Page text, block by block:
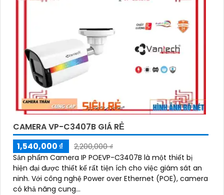
CAMERA VP-C3407B GIÁ RẺ
1,540,000 ₫
2,200,000 ₫
Sản phẩm Camera IP POEVP-C3407B là một thiết bị
hiện đại được thiết kế rất tiện ích cho việc giám sát an
ninh. Với công nghệ Power over Ethernet (POE), camera
có khả năng cung...